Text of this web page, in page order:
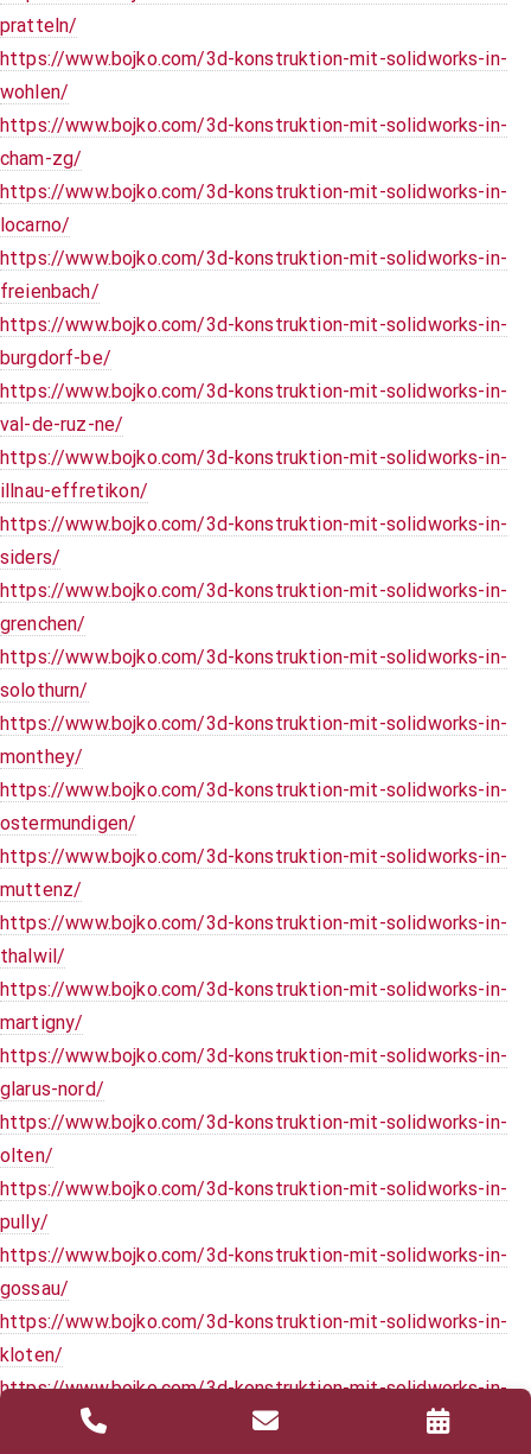
pratteln/
https://www.bojko.com/3d-konstruktion-mit-solidworks-in-
wohlen/
https://www.bojko.com/3d-konstruktion-mit-solidworks-in-
cham-zg/
https://www.bojko.com/3d-konstruktion-mit-solidworks-in-
locarno/
https://www.bojko.com/3d-konstruktion-mit-solidworks-in-
freienbach/
https://www.bojko.com/3d-konstruktion-mit-solidworks-in-
burgdorf-be/
https://www.bojko.com/3d-konstruktion-mit-solidworks-in-
val-de-ruz-ne/
https://www.bojko.com/3d-konstruktion-mit-solidworks-in-
illnau-effretikon/
https://www.bojko.com/3d-konstruktion-mit-solidworks-in-
siders/
https://www.bojko.com/3d-konstruktion-mit-solidworks-in-
grenchen/
https://www.bojko.com/3d-konstruktion-mit-solidworks-in-
solothurn/
https://www.bojko.com/3d-konstruktion-mit-solidworks-in-
monthey/
https://www.bojko.com/3d-konstruktion-mit-solidworks-in-
ostermundigen/
https://www.bojko.com/3d-konstruktion-mit-solidworks-in-
muttenz/
https://www.bojko.com/3d-konstruktion-mit-solidworks-in-
thalwil/
https://www.bojko.com/3d-konstruktion-mit-solidworks-in-
martigny/
https://www.bojko.com/3d-konstruktion-mit-solidworks-in-
glarus-nord/
https://www.bojko.com/3d-konstruktion-mit-solidworks-in-
olten/
https://www.bojko.com/3d-konstruktion-mit-solidworks-in-
pully/
https://www.bojko.com/3d-konstruktion-mit-solidworks-in-
gossau/
https://www.bojko.com/3d-konstruktion-mit-solidworks-in-
kloten/
https://www.bojko.com/3d-konstruktion-mit-solidworks-in-
regensdorf/